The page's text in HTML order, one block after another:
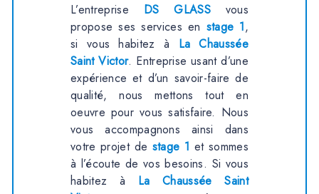
L’entreprise DS GLASSvous
propose ses services en stage 1,
si vous habitez à La Chaussée
Saint Victor. Entreprise usant d’une
expérience et d’un savoir-faire de
qualité, nous mettons tout en
oeuvre pour vous satisfaire. Nous
vous accompagnons ainsi dans
votre projet de stage 1 et sommes
à l’écoute de vos besoins. Si vous
habitez à La Chaussée Saint